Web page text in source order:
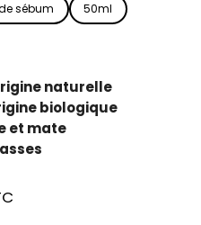
sébum 50ml
naturelle
biologique
et mate